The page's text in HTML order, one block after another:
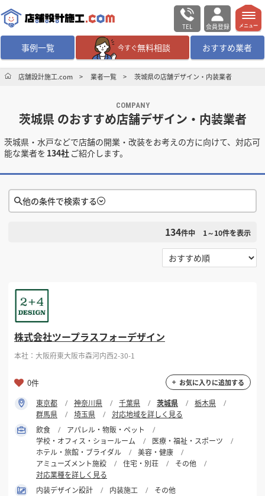
TEL 会員登録
事例一覧 今すぐ無料相談 おすすめ業者
無料相談 ログイン／会員登録
デザイン設計・施工 業者を探す
店舗・商業施設の施工事例を探す
マッチング案件一覧
店舗設計施工.comとは
店舗開業・改装を
メニュー
店舗設計施工.com 業者一覧 茨城県の店舗デザイン・内装業者
COMPANY
茨城県 のおすすめ店舗デザイン・内装業者
茨城県・水戸などで店舗の開業・改装をお考えの方に向けて、対応可
能な業者を 134社 ご紹介します。
他の条件で検索する
茨城県
フリーワード
検索する
134件中 1～10件を表示
株式会社ツープラスフォーデザイン
本社：大阪府東大阪市森河内西2-30-1
0件 お気に入りに追加する
東京都 神奈川県 千葉県 茨城県
栃木県
群馬県
埼玉県
対応地域を詳しく見る
飲食
アパレル・物販・ペット
学校・オフィス・ショールーム
医療・福祉・スポーツ
ホテル・旅館・ブライダル
美容・健康
アミューズメント施設
住宅・別荘
その他
対応業種を詳しく見る
内装デザイン設計
内装施工 その他